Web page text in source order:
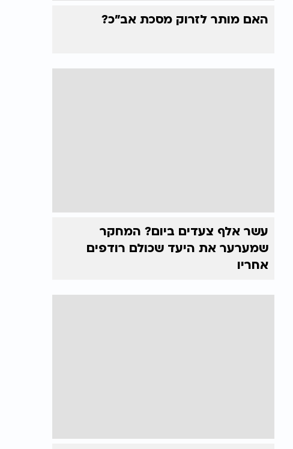
האם מותר לזרוק מסכת אב"כ?
עשר אלף צעדים ביום? המחקר
שמערער את היעד שכולם רודפים
אחריו